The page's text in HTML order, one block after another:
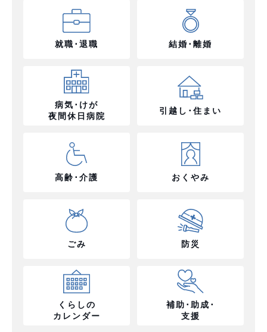
就職･退職 結婚･離婚
病気･けが
夜間休日病院
引越し･住まい
高齢･介護 おくやみ
ごみ 防災
くらしの
カレンダー
補助･助成･
支援